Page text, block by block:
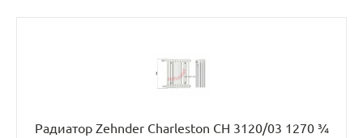
Радиатор Zehnder Charleston CH 3120/03 1270 ¾